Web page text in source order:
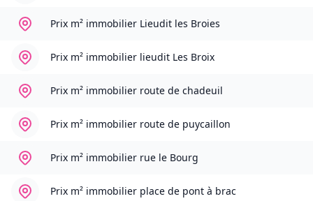
Prix m² immobilier Lieudit les Broies
Prix m² immobilier lieudit Les Broix
Prix m² immobilier route de chadeuil
Prix m² immobilier route de puycaillon
Prix m² immobilier rue le Bourg
Prix m² immobilier place de pont à brac